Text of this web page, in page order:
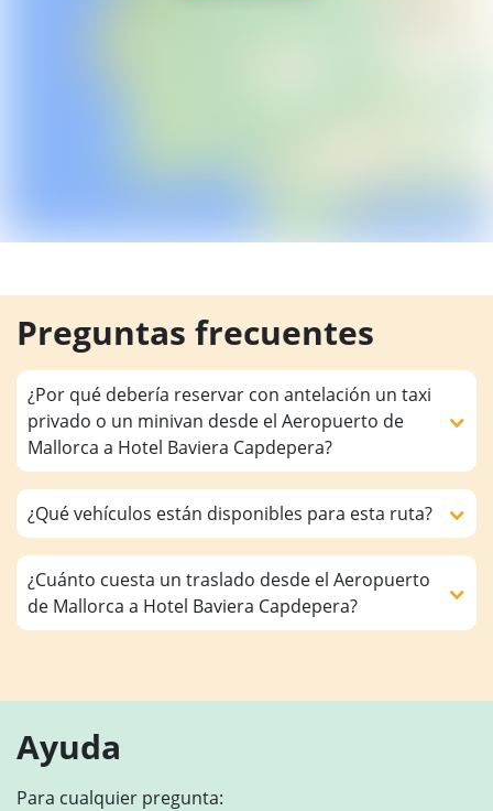
Preguntas frecuentes
¿Por qué debería reservar con antelación un taxi
privado o un minivan desde el Aeropuerto de
Mallorca a Hotel Baviera Capdepera?
¿Qué vehículos están disponibles para esta ruta?
¿Cuánto cuesta un traslado desde el Aeropuerto
de Mallorca a Hotel Baviera Capdepera?
Ayuda
Para cualquier pregunta: